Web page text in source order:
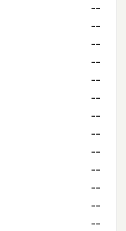
--
--
--
--
--
--
--
--
--
--
--
--
--